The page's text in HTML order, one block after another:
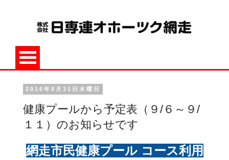
2016年8月31日水曜日
健康プールから予定表（９/６～９/
１１）のお知らせです
網走市民健康プール コース利用